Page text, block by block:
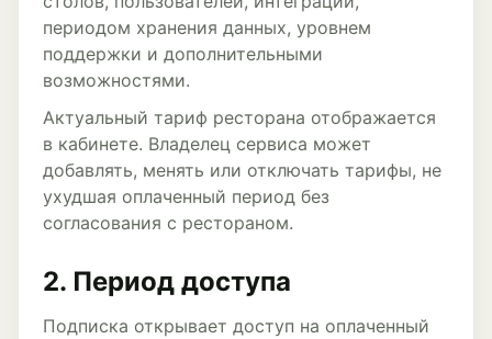
периодом хранения данных, уровнем
поддержки и дополнительными
возможностями.
Актуальный тариф ресторана отображается
в кабинете. Владелец сервиса может
добавлять, менять или отключать тарифы, не
ухудшая оплаченный период без
согласования с рестораном.
2. Период доступа
Подписка открывает доступ на оплаченный